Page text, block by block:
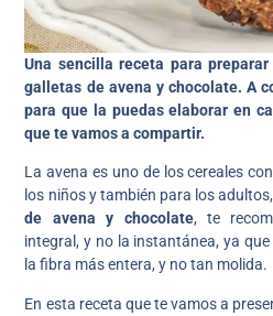
Una sencilla receta para
galletas de avena y chocolate. A
para que la puedas elaborar en
que te vamos a compartir.
La avena es uno de los cereales
los niños y también para los
de avena y chocolate, te
integral, y no la instantánea, ya
la fibra más entera, y no tan molida.
En esta receta que te vamos a